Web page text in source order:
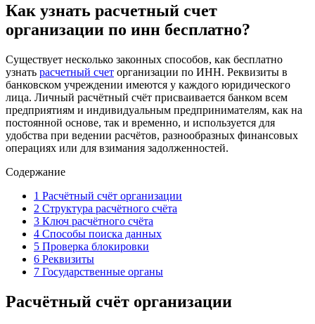
Как узнать расчетный счет
организации по инн бесплатно?
Существует несколько законных способов, как бесплатно
узнать расчетный счет организации по ИНН. Реквизиты в
банковском учреждении имеются у каждого юридического
лица. Личный расчётный счёт присваивается банком всем
предприятиям и индивидуальным предпринимателям, как на
постоянной основе, так и временно, и используется для
удобства при ведении расчётов, разнообразных финансовых
операциях или для взимания задолженностей.
Содержание
1 Расчётный счёт организации
2 Структура расчётного счёта
3 Ключ расчётного счёта
4 Способы поиска данных
5 Проверка блокировки
6 Реквизиты
7 Государственные органы
Расчётный счёт организации